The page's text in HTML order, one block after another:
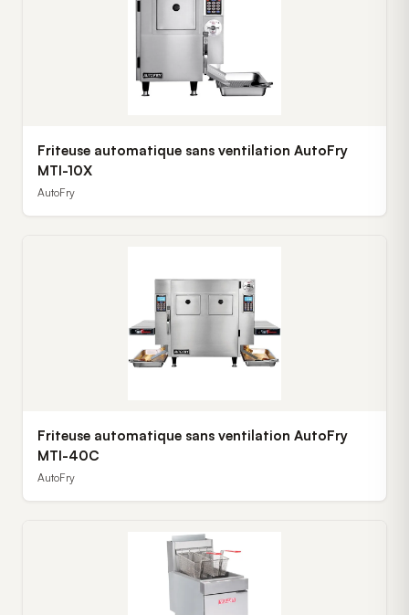
Friteuse automatique sans ventilation AutoFry
MTI-10X
AutoFry
Friteuse automatique sans ventilation AutoFry
MTI-40C
AutoFry